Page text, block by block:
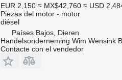
EUR 2,150 ≈ MX$42,760 ≈ USD
Piezas del motor - motor
diésel
Países Bajos, Dieren
Handelsonderneming Wim Wensink
Contacte con el vendedor